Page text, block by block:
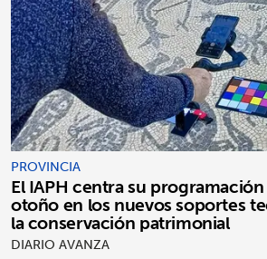
PROVINCIA
El IAPH centra su
otoño en los nuevos soportes
la conservación patrimonial
DIARIO AVANZA